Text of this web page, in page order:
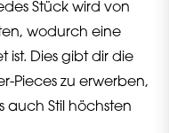
Stück wird von
wodurch eine
ist. Dies gibt dir die
Pieces zu erwerben,
auch Stil höchsten